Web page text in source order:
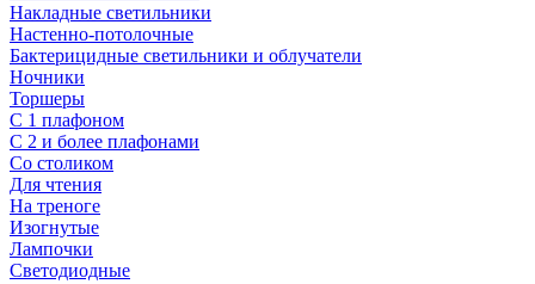
Накладные светильники
Настенно-потолочные
Бактерицидные светильники и облучатели
Ночники
Торшеры
С 1 плафоном
С 2 и более плафонами
Со столиком
Для чтения
На треноге
Изогнутые
Лампочки
Светодиодные